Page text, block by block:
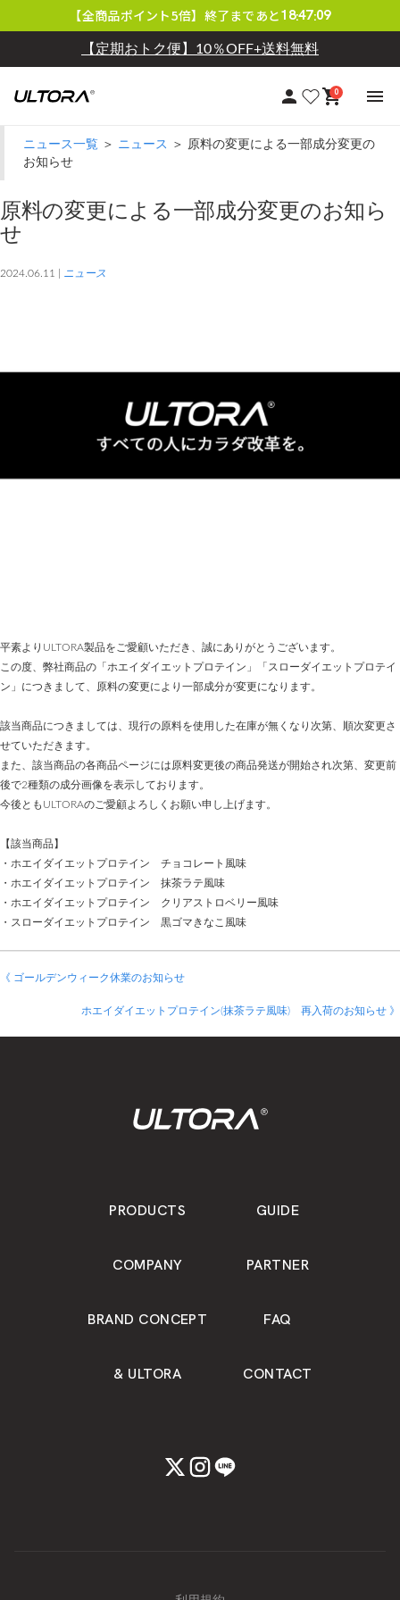
ニュース一覧 ＞ ニュース
＞ 原料の変更による一部成分変更の
お知らせ
原料の変更による一部成分変更のお知ら
せ
2024.06.11 | ニュース
平素よりULTORA製品をご愛顧いただき、誠にありがとうございます。
この度、弊社商品の「ホエイダイエットプロテイン」「スローダイエットプロテイ
ン」につきまして、原料の変更により一部成分が変更になります。
該当商品につきましては、現行の原料を使用した在庫が無くなり次第、順次変更さ
せていただきます。
また、該当商品の各商品ページには原料変更後の商品発送が開始され次第、変更前
後で2種類の成分画像を表示しております。
今後ともULTORAのご愛顧よろしくお願い申し上げます。
【該当商品】
・ホエイダイエットプロテイン チョコレート風味
・ホエイダイエットプロテイン 抹茶ラテ風味
・ホエイダイエットプロテイン クリアストロベリー風味
・スローダイエットプロテイン 黒ゴマきなこ風味
《 ゴールデンウィーク休業のお知らせ
ホエイダイエットプロテイン(抹茶ラテ風味) 再入荷のお知らせ 》
PRODUCTS GUIDE
COMPANY PARTNER
BRAND CONCEPT FAQ
& ULTORA CONTACT
【全商品ポイント5倍】終了まであと18:47:09
【LINE会員限定】毎月クーポン配布中
【定期おトク便】10％OFF+送料無料
0